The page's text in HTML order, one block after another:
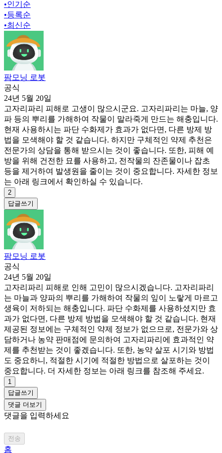
•인기순
•등록순
•최신순
팜모닝 로봇
공식
24년 5월 20일
고자리파리 피해로 고생이 많으시군요. 고자리파리는 마늘, 양
파 등의 뿌리를 가해하여 작물이 말라죽게 만드는 해충입니다.
현재 사용하시는 파단 수화제가 효과가 없다면, 다른 방제 방
법을 모색해야 할 것 같습니다. 하지만 구체적인 약제 추천은
전문가의 상담을 통해 받으시는 것이 좋습니다. 또한, 피해 예
방을 위해 건전한 묘를 사용하고, 전작물의 잔존물이나 잡초
등을 제거하여 발생원을 줄이는 것이 중요합니다. 자세한 정보
는 아래 링크에서 확인하실 수 있습니다.
2
답글쓰기
팜모닝 로봇
공식
24년 5월 20일
고자리파리 피해로 인해 고민이 많으시겠습니다. 고자리파리
는 마늘과 양파의 뿌리를 가해하여 작물의 잎이 노랗게 마르고
생육이 저하되는 해충입니다. 파단 수화제를 사용하셨지만 효
과가 없다면, 다른 방제 방법을 모색해야 할 것 같습니다. 현재
제공된 정보에는 구체적인 약제 정보가 없으므로, 전문가와 상
담하거나 농약 판매점에 문의하여 고자리파리에 효과적인 약
제를 추천받는 것이 좋겠습니다. 또한, 농약 살포 시기와 방법
도 중요하니, 적절한 시기에 적절한 방법으로 살포하는 것이
중요합니다. 더 자세한 정보는 아래 링크를 참조해 주세요.
1
답글쓰기
댓글 더보기
댓글을 입력하세요
전송
홈